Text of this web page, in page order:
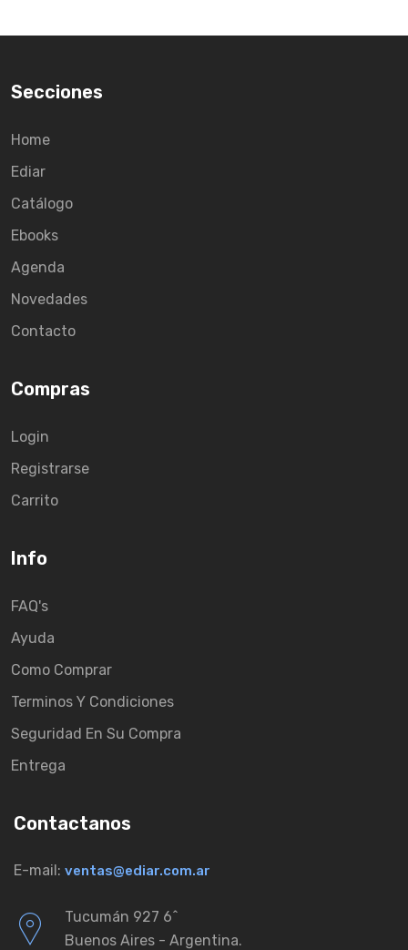
Secciones
Home
Ediar
Catálogo
Ebooks
Agenda
Novedades
Contacto
Compras
Login
Registrarse
Carrito
Info
FAQ's
Ayuda
Como Comprar
Terminos Y Condiciones
Seguridad En Su Compra
Entrega
Contactanos
E-mail: ventas@ediar.com.ar
Tucumán 927 6ˆ
Buenos Aires - Argentina.